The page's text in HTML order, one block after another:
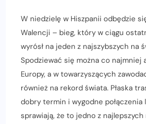
W niedzielę w Hiszpanii odbędzie
Walencji – bieg, który w ciągu
wyrósł na jeden z najszybszych na
Spodziewać się można co najmniej
Europy, a w towarzyszących
również na rekord świata. Płaska
dobry termin i wygodne połączenia
sprawiają, że to jedno z